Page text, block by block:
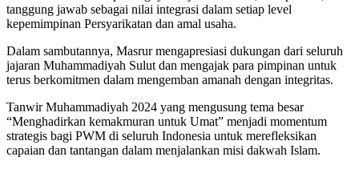
tanggung jawab sebagai nilai integrasi dalam setiap level
kepemimpinan Persyarikatan dan amal usaha.
Dalam sambutannya, Masrur mengapresiasi dukungan dari seluruh
jajaran Muhammadiyah Sulut dan mengajak para pimpinan untuk
terus berkomitmen dalam mengemban amanah dengan integritas.
Tanwir Muhammadiyah 2024 yang mengusung tema besar
“Menghadirkan kemakmuran untuk Umat” menjadi momentum
strategis bagi PWM di seluruh Indonesia untuk merefleksikan
capaian dan tantangan dalam menjalankan misi dakwah Islam.